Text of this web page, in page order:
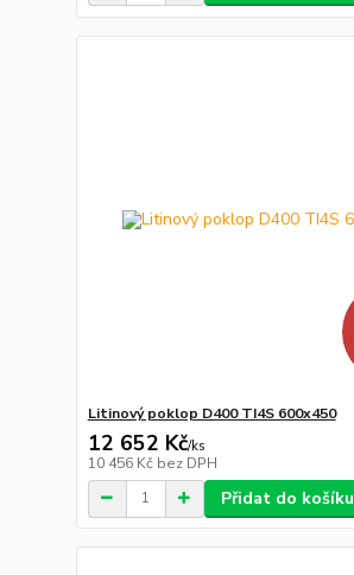
Litinový poklop D400 TI4S 600x450
12 652 Kč/ks
10 456 Kč bez DPH
Přidat do košíku